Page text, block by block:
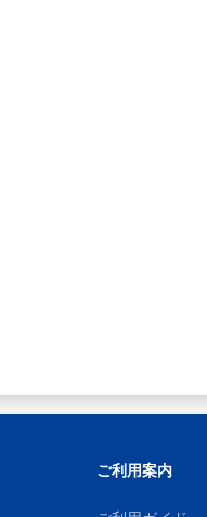
ご利用案内